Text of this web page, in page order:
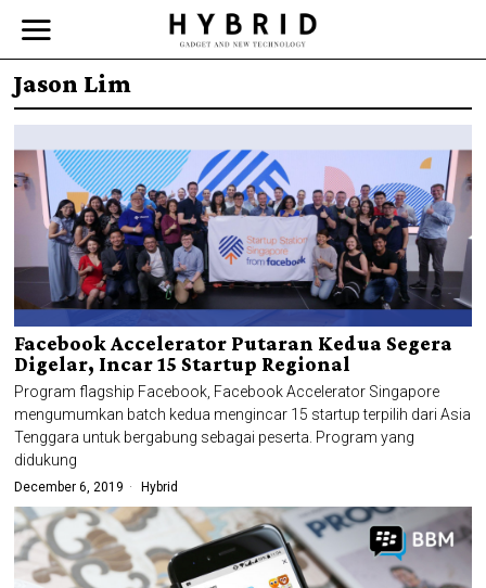
Jason Lim
Facebook Accelerator Putaran Kedua Segera
Digelar, Incar 15 Startup Regional
Program flagship Facebook, Facebook Accelerator Singapore
mengumumkan batch kedua mengincar 15 startup terpilih dari Asia
Tenggara untuk bergabung sebagai peserta. Program yang
didukung
December 6, 2019 Hybrid